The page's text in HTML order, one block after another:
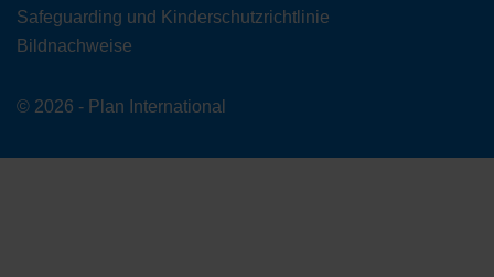
Safeguarding und Kinderschutzrichtlinie
Bildnachweise
© 2026 - Plan International